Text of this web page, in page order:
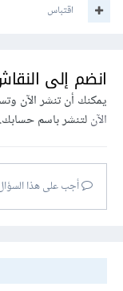
اقتباس
انضم إلى
يمكنك أن تنشر الآن
الآنلتنشر باسم حسابك.
أجب على هذا